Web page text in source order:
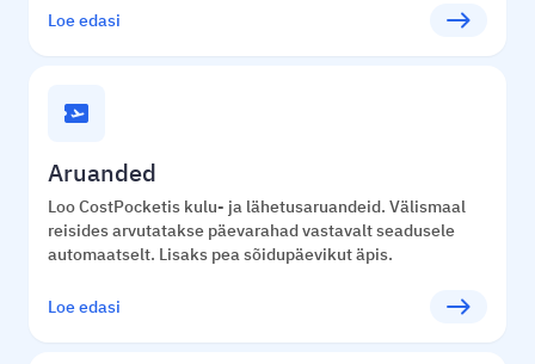
Loe edasi east
airplane_ticket
Aruanded
Loo CostPocketis kulu- ja lähetusaruandeid. Välismaal
reisides arvutatakse päevarahad vastavalt seadusele
automaatselt. Lisaks pea sõidupäevikut äpis.
Loe edasi east